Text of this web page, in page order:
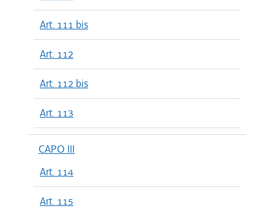
Art. 111 bis
Art. 112
Art. 112 bis
Art. 113
CAPO III
Art. 114
Art. 115